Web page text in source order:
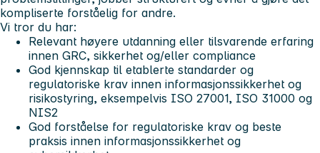
kompliserte forståelig for andre.
Vi tror du har:
Relevant høyere utdanning eller tilsvarende erfaring
innen GRC, sikkerhet og/eller compliance
God kjennskap til etablerte standarder og
regulatoriske krav innen informasjonssikkerhet og
risikostyring, eksempelvis ISO 27001, ISO 31000 og
NIS2
God forståelse for regulatoriske krav og beste
praksis innen informasjonssikkerhet og